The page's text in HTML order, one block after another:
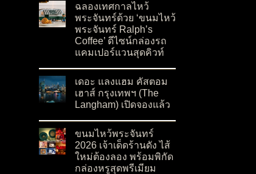
ฉลองเทศกาลไหว้
พระจันทร์ด้วย ‘ขนมไหว้
พระจันทร์ Ralph’s
Coffee’ ดีไซน์กล่องรถ
แคมเปอร์แวนสุดคิวท์
เดอะ แลงแฮม คัสตอม
เฮาส์ กรุงเทพฯ (The
Langham) เปิดจองแล้ว
ขนมไหว้พระจันทร์
2026 เจ้าเด็ดร้านดัง ไส้
ใหม่ต้องลอง พร้อมพิกัด
กล่องหรูสุดพรีเมียม